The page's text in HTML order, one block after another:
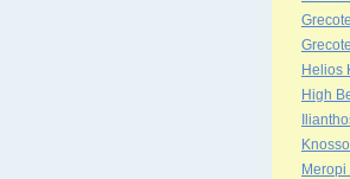
Helios
High
Meropi